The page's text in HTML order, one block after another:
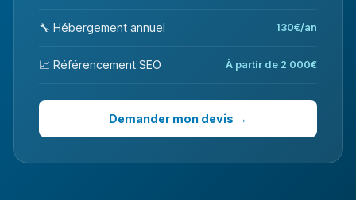
🔧 Hébergement annuel 130€/an
📈 Référencement SEO À partir de 2 000€
Demander mon devis →